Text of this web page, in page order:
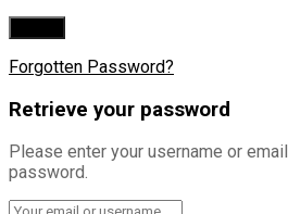
Forgotten Password?
Retrieve your password
Please enter your username or
password.